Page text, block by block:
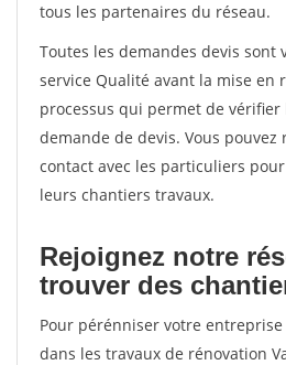
tous les partenaires du réseau.
Toutes les demandes devis sont
service Qualité avant la mise en
processus qui permet de vérifier
demande de devis. Vous
contact avec les particuliers
leurs chantiers travaux.
Rejoignez notre
trouver des
Pour pérénniser votre
dans les travaux de rénovation